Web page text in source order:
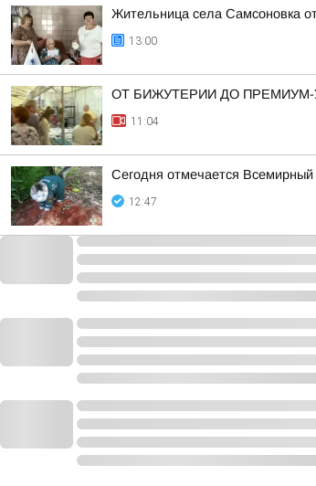
Жительница села Самсоновка
13:00
ОТ БИЖУТЕРИИ ДО
11:04
Сегодня отмечается Всемирный
12:47